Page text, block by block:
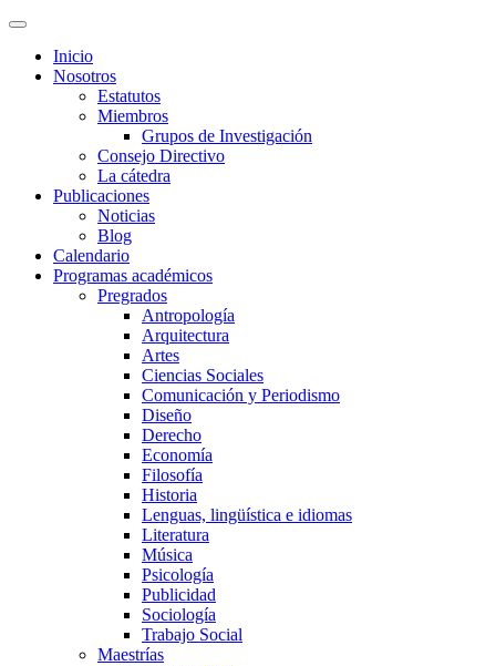
Inicio
Nosotros
Estatutos
Miembros
Grupos de Investigación
Consejo Directivo
La cátedra
Publicaciones
Noticias
Blog
Calendario
Programas académicos
Pregrados
Antropología
Arquitectura
Artes
Ciencias Sociales
Comunicación y Periodismo
Diseño
Derecho
Economía
Filosofía
Historia
Lenguas, lingüística e idiomas
Literatura
Música
Psicología
Publicidad
Sociología
Trabajo Social
Maestrías